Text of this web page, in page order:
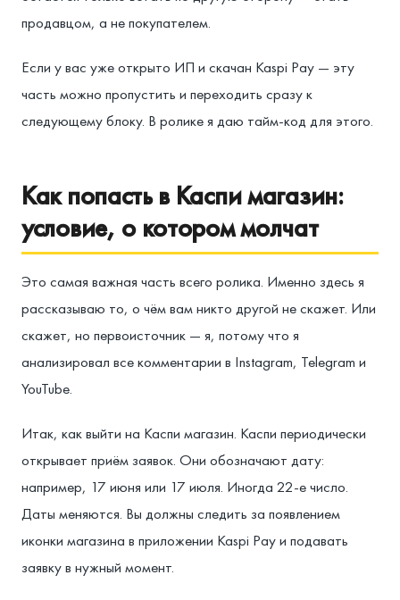
продавцом, а не покупателем.
Если у вас уже открыто ИП и скачан Kaspi Pay — эту
часть можно пропустить и переходить сразу к
следующему блоку. В ролике я даю тайм-код для этого.
Как попасть в Каспи магазин:
условие, о котором молчат
Это самая важная часть всего ролика. Именно здесь я
рассказываю то, о чём вам никто другой не скажет. Или
скажет, но первоисточник — я, потому что я
анализировал все комментарии в Instagram, Telegram и
YouTube.
Итак, как выйти на Каспи магазин. Каспи периодически
открывает приём заявок. Они обозначают дату:
например, 17 июня или 17 июля. Иногда 22-е число.
Даты меняются. Вы должны следить за появлением
иконки магазина в приложении Kaspi Pay и подавать
заявку в нужный момент.